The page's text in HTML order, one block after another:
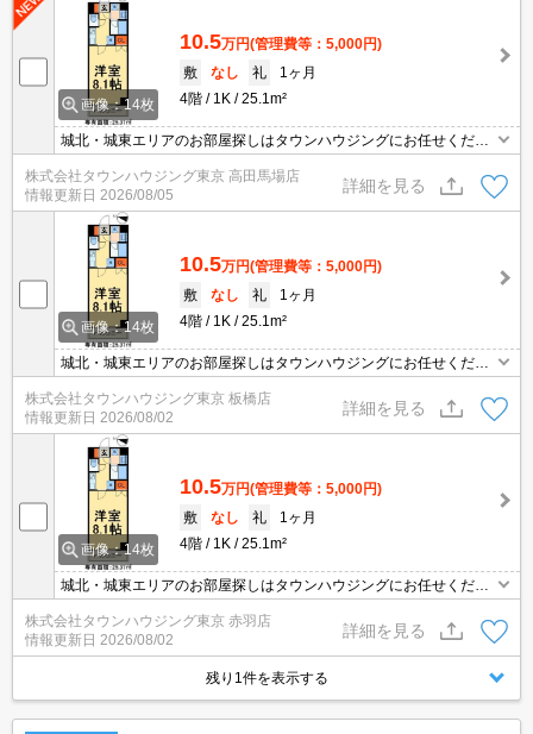
画像：14枚
10.5万円(管理費等：5,000円)
敷
なし 礼
1ヶ月
4階
1K 25.1m²
城北・城東エリアのお部屋探しはタウンハウジングにお任せくださ
い。エリアを詳しいスタッフがご対応させて頂きます。
株式会社タウンハウジング東京 高田馬場店
情報更新日 2026/08/05
詳細を見る
画像：14枚
10.5万円(管理費等：5,000円)
敷
なし 礼
1ヶ月
4階
1K 25.1m²
城北・城東エリアのお部屋探しはタウンハウジングにお任せくださ
い。エリアを詳しいスタッフがご対応させて頂きます。
株式会社タウンハウジング東京 板橋店
情報更新日 2026/08/02
詳細を見る
画像：14枚
10.5万円(管理費等：5,000円)
敷
なし 礼
1ヶ月
4階
1K 25.1m²
城北・城東エリアのお部屋探しはタウンハウジングにお任せくださ
い。エリアを詳しいスタッフがご対応させて頂きます。
株式会社タウンハウジング東京 赤羽店
情報更新日 2026/08/02
詳細を見る
残り1件を表示する